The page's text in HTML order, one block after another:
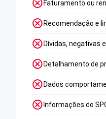
Faturamento ou
Recomendação e
Dívidas, negativas
Detalhamento de
Dados
Informações do